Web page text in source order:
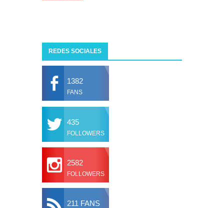
REDES SOCIALES
1382
FANS
435
FOLLOWERS
2582
FOLLOWERS
211 FANS